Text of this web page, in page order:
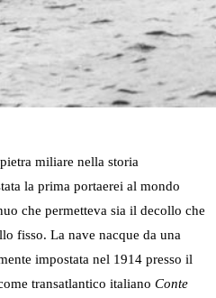
miliare nella storia
la prima portaerei al mondo
che permetteva sia il decollo che
fisso. La nave nacque da una
impostata nel 1914 presso il
transatlantico italiano Conte